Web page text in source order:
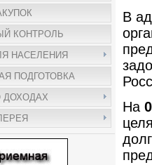
КОНТРОЛЬ
НАСЕЛЕНИЯ
ПОДГОТОВКА
ДОХОДАХ
В
На